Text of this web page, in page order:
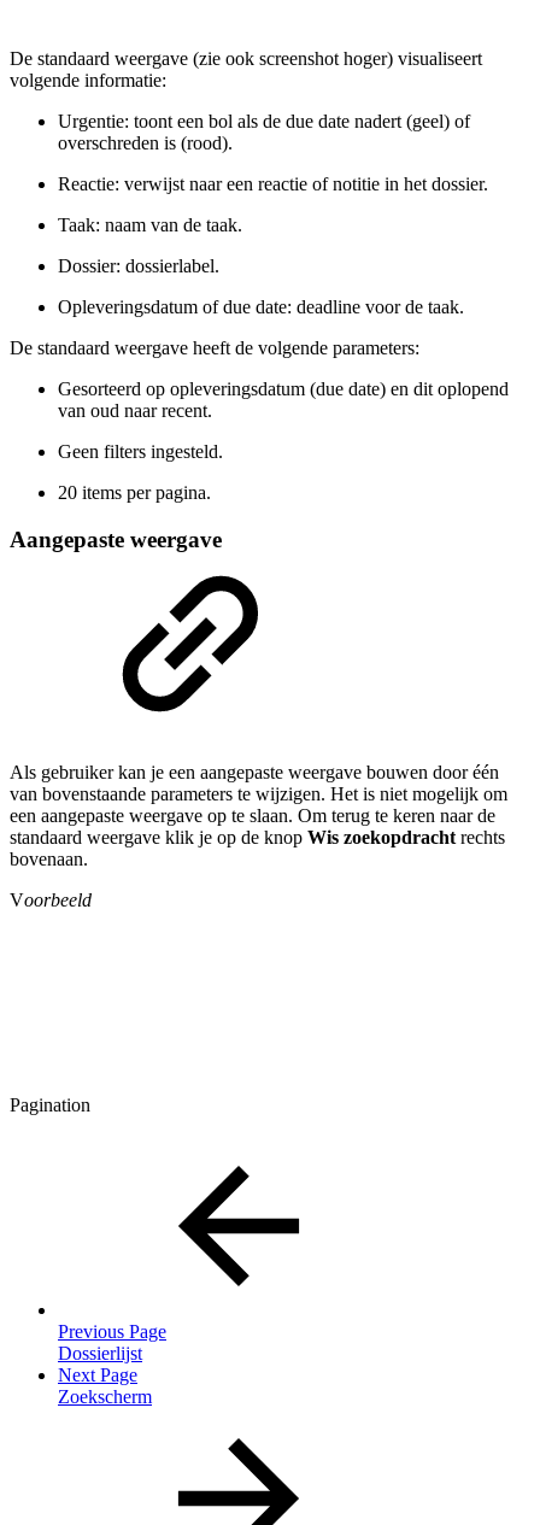
De standaard weergave (zie ook screenshot hoger) visualiseert
volgende informatie:
Urgentie: toont een bol als de due date nadert (geel) of
overschreden is (rood).
Reactie: verwijst naar een reactie of notitie in het dossier.
Taak: naam van de taak.
Dossier: dossierlabel.
Opleveringsdatum of due date: deadline voor de taak.
De standaard weergave heeft de volgende parameters:
Gesorteerd op opleveringsdatum (due date) en dit oplopend
van oud naar recent.
Geen filters ingesteld.
20 items per pagina.
Aangepaste weergave
Als gebruiker kan je een aangepaste weergave bouwen door één
van bovenstaande parameters te wijzigen. Het is niet mogelijk om
een aangepaste weergave op te slaan. Om terug te keren naar de
standaard weergave klik je op de knop Wis zoekopdrachtrechts
bovenaan.
Voorbeeld
Pagination
Previous Page
Dossierlijst
Next Page
Zoekscherm